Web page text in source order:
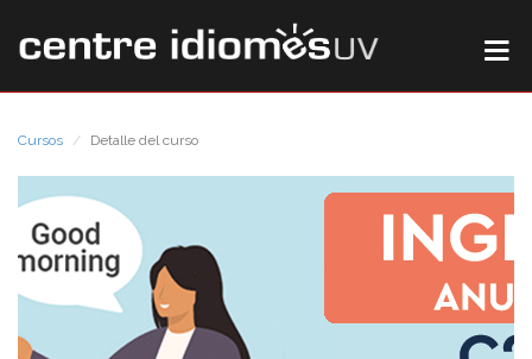
Cursos Detalle del curso